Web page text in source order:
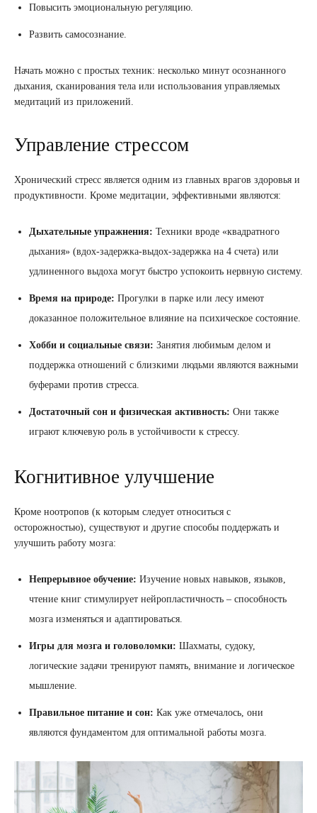
Повысить эмоциональную регуляцию.
Развить самосознание.
Начать можно с простых техник: несколько минут осознанного
дыхания, сканирования тела или использования управляемых
медитаций из приложений.
Управление стрессом
Хронический стресс является одним из главных врагов здоровья и
продуктивности. Кроме медитации, эффективными являются:
Дыхательные упражнения: Техники вроде «квадратного
дыхания» (вдох-задержка-выдох-задержка на 4 счета) или
удлиненного выдоха могут быстро успокоить нервную систему.
Время на природе: Прогулки в парке или лесу имеют
доказанное положительное влияние на психическое состояние.
Хобби и социальные связи: Занятия любимым делом и
поддержка отношений с близкими людьми являются важными
буферами против стресса.
Достаточный сон и физическая активность: Они также
играют ключевую роль в устойчивости к стрессу.
Когнитивное улучшение
Кроме ноотропов (к которым следует относиться с
осторожностью), существуют и другие способы поддержать и
улучшить работу мозга:
Непрерывное обучение: Изучение новых навыков, языков,
чтение книг стимулирует нейропластичность – способность
мозга изменяться и адаптироваться.
Игры для мозга и головоломки: Шахматы, судоку,
логические задачи тренируют память, внимание и логическое
мышление.
Правильное питание и сон: Как уже отмечалось, они
являются фундаментом для оптимальной работы мозга.